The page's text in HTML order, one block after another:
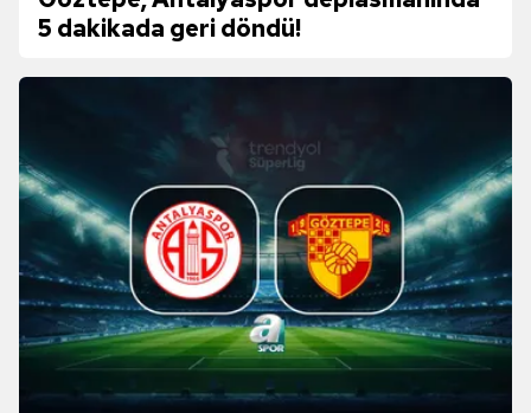
5 dakikada geri döndü!